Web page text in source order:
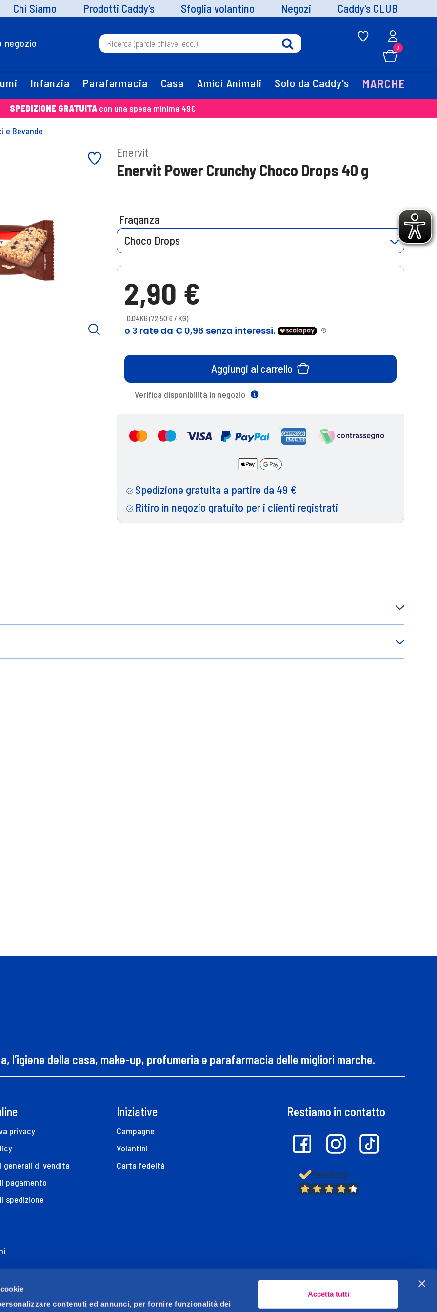
contenuti ed annunci, per fornire funzionalità dei
Accetta tutti
Chi Siamo Prodotti Caddy's Sfoglia volantino Negozi Caddy's CLUB
negozio 0
Infanzia Parafarmacia Casa Amici Animali Solo da Caddy's MARCHE
SPEDIZIONE GRATUITA con una spesa minima 49€
e Bevande
Enervit
Enervit Power Crunchy Choco Drops 40 g
Fraganza
Choco Drops
2,90 €
0.04KG (72,50 € / KG)
Aggiungi al carrello
Verifica disponibilità in negozio
Spedizione gratuita a partire da 49 €
Ritiro in negozio gratuito per i clienti registrati
di soia e avena con magnesio e vitamina B1. Con gocce di cioccolato. Senza
variata ed equilibrata ed uno stile di vita sano.
l’igiene della casa, make-up, profumeria e parafarmacia delle migliori marche.
privacy
generali di vendita
pagamento
spedizione
di Accessibilità
Iniziative
Campagne
Volantini
Carta fedeltà
Restiamo in contatto